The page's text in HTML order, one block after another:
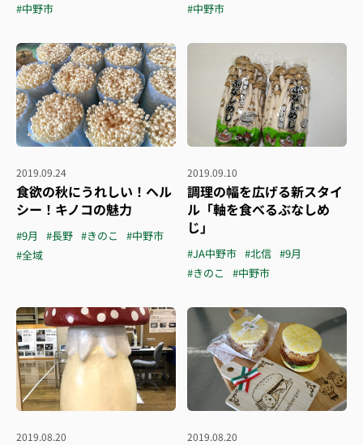
#中野市
#中野市
2019.09.24
食欲の秋にうれしい！ヘル
シー！キノコの魅力
#9月 #長野 #きのこ
#中野市
#全域
2019.09.10
調理の幅を広げる新スタイ
ル「軸を食べるぶなしめ
じ」
#JA中野市 #北信 #9月
#きのこ
#中野市
2019.08.20 2019.08.20